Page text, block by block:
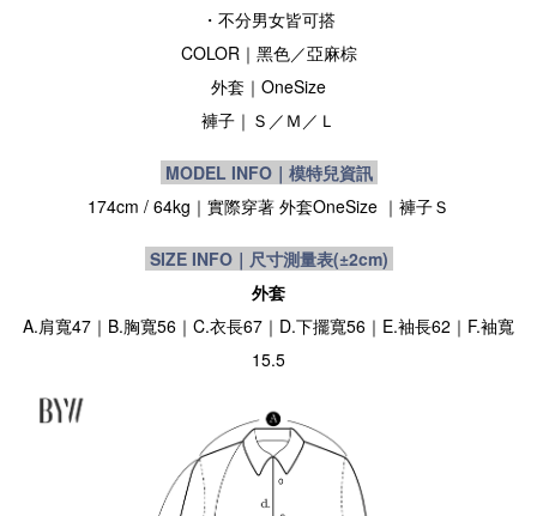
・不分男女皆可搭
COLOR｜黑色／亞麻棕
外套｜OneSize
褲子 ｜Ｓ／Ｍ／Ｌ
MODEL INFO｜模特兒資訊
174cm / 64kg｜實際穿著 外套OneSize ｜ 褲子Ｓ
SIZE INFO｜尺寸測量表(±2cm)
外套
A.肩寬47｜B.胸寬56｜C.衣長67｜D.下擺寬56｜E.袖長62｜F.袖寬
15.5